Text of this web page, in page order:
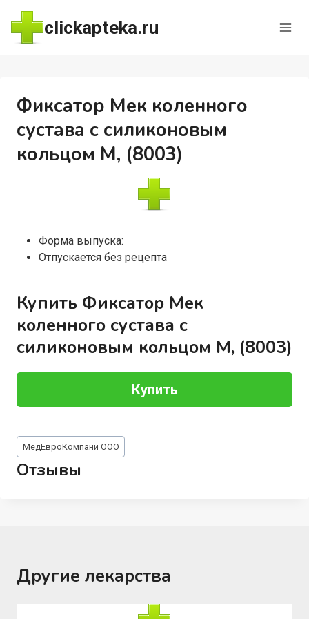
Перейти
содержимому
clickapteka.ru
Фиксатор Мек коленного
сустава с силиконовым
кольцом M, (8003)
Форма выпуска:
Отпускается без рецепта
Купить Фиксатор Мек
коленного сустава с
силиконовым кольцом M, (8003)
Купить
Метки
записи:
МедЕвроКомпани ООО
Отзывы
Другие лекарства